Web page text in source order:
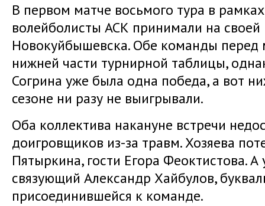
В первом матче восьмого тура в
волейболисты АСК принимали на
Новокуйбышевска. Обе команды перед
нижней части турнирной таблицы,
Согрина уже была одна победа, а вот
сезоне ни разу не выигрывали.
Оба коллектива накануне встречи
доигровщиков из-за травм. Хозяева
Пятыркина, гости Егора Феоктистова.
связующий Александр Хайбулов,
присоединившейся к команде.